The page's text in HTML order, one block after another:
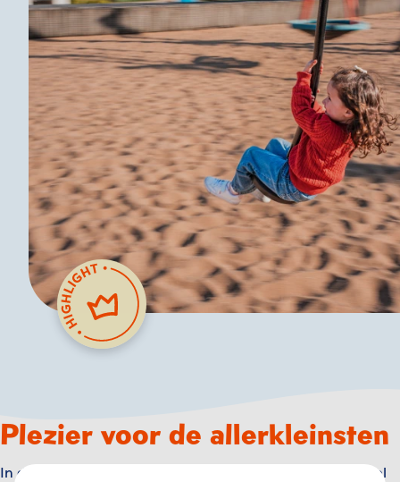
Plezier voor de allerkleinsten
In de nijntje-speeltuin is het één groot feest! Schommel